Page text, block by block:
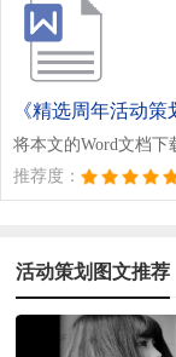
《精选周年活动策
将本文的Word文档
推荐度：
活动策划图文推荐